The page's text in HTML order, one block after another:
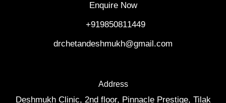
Enquire Now
‎ +919850811449
drchetandeshmukh@gmail.com
Address
Deshmukh Clinic, 2nd floor, Pinnacle Prestige, Tilak